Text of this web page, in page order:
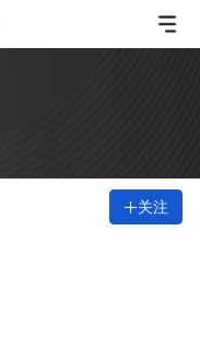
关注